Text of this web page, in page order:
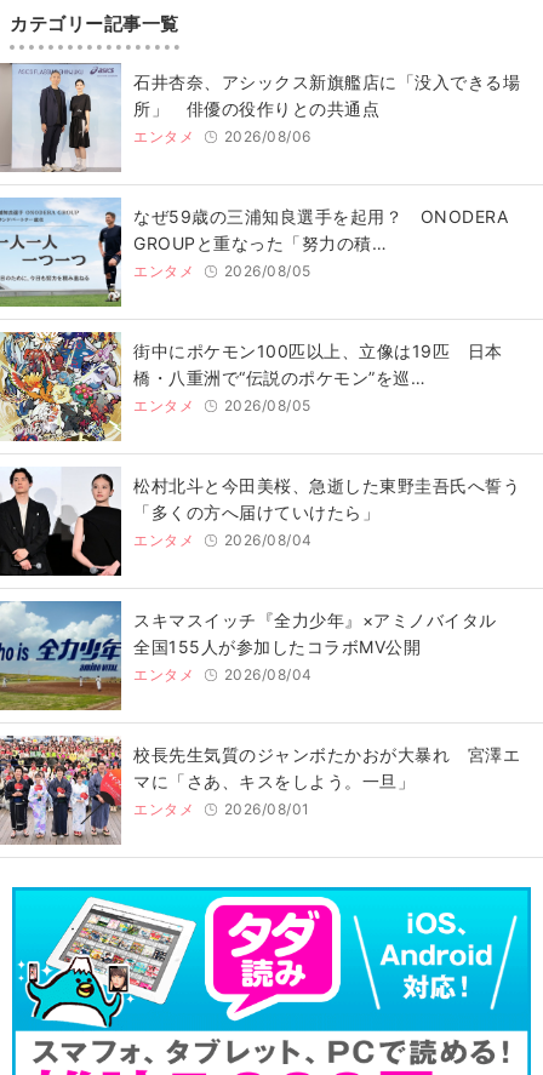
カテゴリー記事一覧
石井杏奈、アシックス新旗艦店に「没入できる場
所」 俳優の役作りとの共通点
エンタメ 2026/08/06
なぜ59歳の三浦知良選手を起用？ ONODERA
GROUPと重なった「努力の積…
エンタメ 2026/08/05
街中にポケモン100匹以上、立像は19匹 日本
橋・八重洲で“伝説のポケモン”を巡…
エンタメ 2026/08/05
松村北斗と今田美桜、急逝した東野圭吾氏へ誓う
「多くの方へ届けていけたら」
エンタメ 2026/08/04
スキマスイッチ『全力少年』×アミノバイタル
全国155人が参加したコラボMV公開
エンタメ 2026/08/04
校長先生気質のジャンボたかおが大暴れ 宮澤エ
マに「さあ、キスをしよう。一旦」
エンタメ 2026/08/01